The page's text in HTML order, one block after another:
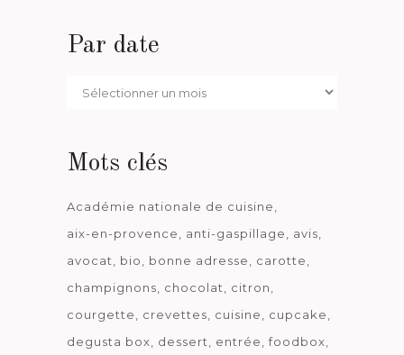
Par date
Par
Mots clés
Académie nationale de cuisine
aix-en-provence
anti-gaspillage
avis
avocat
bio bonne adresse
carotte
champignons
chocolat
citron
courgette
crevettes cuisine
cupcake
degusta box
dessert entrée
foodbox